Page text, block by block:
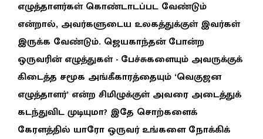
எழுத்தாளர்கள் கொண்டாடப்பட வேண்டும்
என்றால், அவர்களுடைய உலகத்துக்குள் இவர்கள்
இருக்க வேண்டும். ஜெயகாந்தன் போன்ற
ஒருவரின் எழுத்துகள் - பேச்சுகளையும் அவருக்குக்
கிடைத்த சமூக அங்கீகாரத்தையும் ‘வெகுஜன
எழுத்தாளர்’ என்ற சிமிழுக்குள் அவரை அடைத்துக்
கடந்துவிட முடியுமா? இதே சொற்களைக்
கேரளத்தில் யாரோ ஒருவர் உங்களை நோக்கிக்